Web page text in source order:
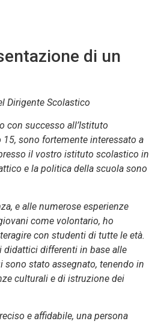
di un
Dirigente Scolastico
con successo all’Istituto
sono fortemente interessato a
il vostro istituto scolastico in
e la politica della scuola sono
e alle numerose esperienze
come volontario, ho
con studenti di tutte le età.
differenti in base alle
sono stato assegnato, tenendo in
culturali e di istruzione dei
e affidabile, una persona